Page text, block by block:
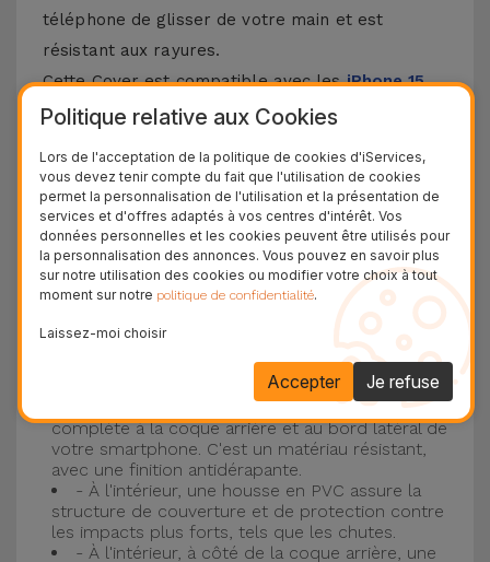
téléphone de glisser de votre main et est
résistant aux rayures.
Cette Cover est compatible avec lesiPhone 15,
14, 13, 12, entre autres, ainsi qu'avec le modèle le
Protection à 3 couches avec coques en
silicone
Nos coques en silicone pour iPhone ont une
construction robuste et de qualité, avec une
construction à trois couches, pour éviter au
maximum les accidents et les casses !
- Une première couche de silicone liquide
donne de la couleur et une couverture
complète à la coque arrière et au bord latéral de
votre smartphone. C'est un matériau résistant,
avec une finition antidérapante.
- À l'intérieur, une housse en PVC assure la
structure de couverture et de protection contre
les impacts plus forts, tels que les chutes.
- À l'intérieur, à côté de la coque arrière, une
Politique relative aux Cookies
Lors de l'acceptation de la politique de cookies d'iServices,
vous devez tenir compte du fait que l'utilisation de cookies
permet la personnalisation de l'utilisation et la présentation de
services et d'offres adaptés à vos centres d'intérêt. Vos
données personnelles et les cookies peuvent être utilisés pour
la personnalisation des annonces. Vous pouvez en savoir plus
sur notre utilisation des cookies ou modifier votre choix à tout
moment sur notre politique de confidentialité.
Laissez-moi choisir
Je refuse
Accepter